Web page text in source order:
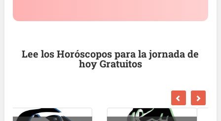
Lee los Horóscopos para la jornada de
hoy Gratuitos